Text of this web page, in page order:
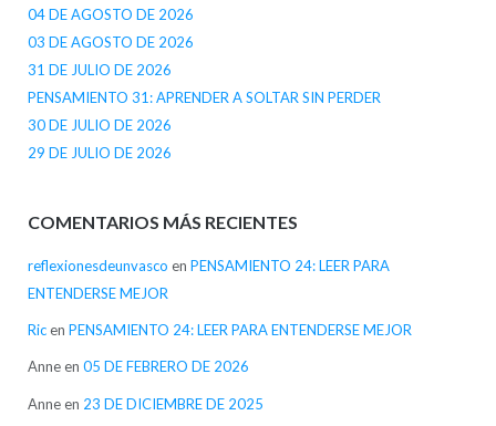
04 DE AGOSTO DE 2026
03 DE AGOSTO DE 2026
31 DE JULIO DE 2026
PENSAMIENTO 31: APRENDER A SOLTAR SIN PERDER
30 DE JULIO DE 2026
29 DE JULIO DE 2026
COMENTARIOS MÁS RECIENTES
reflexionesdeunvasco en PENSAMIENTO 24: LEER PARA
ENTENDERSE MEJOR
Ricen PENSAMIENTO 24: LEER PARA ENTENDERSE MEJOR
Anneen 05 DE FEBRERO DE 2026
Anneen 23 DE DICIEMBRE DE 2025